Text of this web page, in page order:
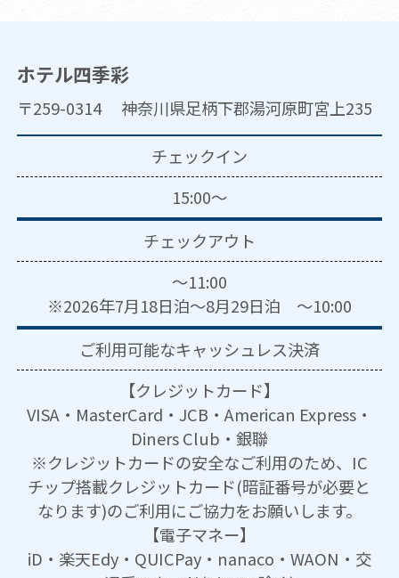
ホテル四季彩
〒259-0314 神奈川県足柄下郡湯河原町宮上235
チェックイン
15:00～
チェックアウト
～11:00
※2026年7月18日泊～8月29日泊 ～10:00
ご利用可能なキャッシュレス決済
【クレジットカード】
VISA・MasterCard・JCB・American Express・
Diners Club・銀聯
※クレジットカードの安全なご利用のため、IC
チップ搭載クレジットカード(暗証番号が必要と
なります)のご利用にご協力をお願いします。
【電子マネー】
iD・楽天Edy・QUICPay・nanaco・WAON・交